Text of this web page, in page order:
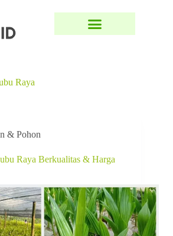
Raya
& Pohon
Raya Berkualitas & Harga